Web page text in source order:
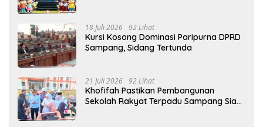
18 Juli 2026 92 Lihat
Kursi Kosong Dominasi Paripurna DPRD
Sampang, Sidang Tertunda
21 Juli 2026 92 Lihat
Khofifah Pastikan Pembangunan
Sekolah Rakyat Terpadu Sampang Siap